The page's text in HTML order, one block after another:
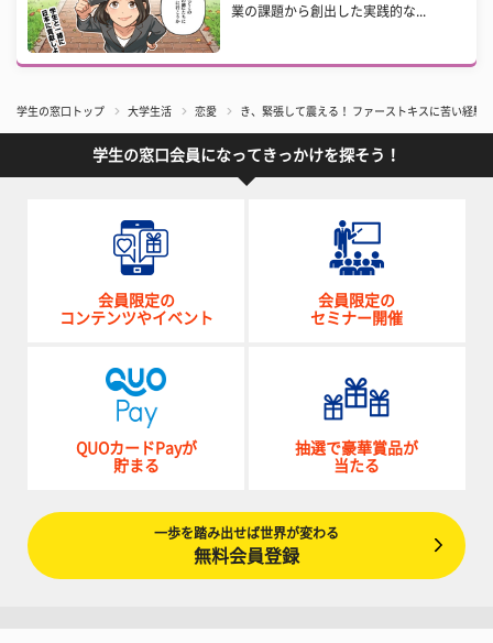
業の課題から創出した実践的な...
学生の窓口トップ 大学生活 恋愛 き、緊張して震える！ ファーストキスに苦い経験
学生の窓口会員になってきっかけを探そう！
会員限定の
コンテンツやイベント
会員限定の
セミナー開催
QUOカードPayが
貯まる
抽選で豪華賞品が
当たる
一歩を踏み出せば世界が変わる
無料会員登録